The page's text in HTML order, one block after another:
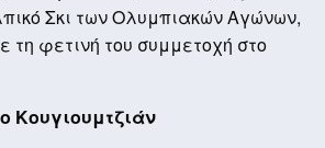
Σκι των Ολυμπιακών Αγώνων,
τη φετινή του συμμετοχή στο
Κουγιουμτζιάν